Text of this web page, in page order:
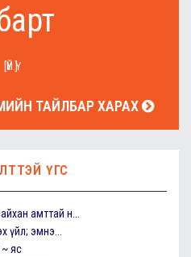
[ҮЙ.Ү]
ТАЙЛБАР ХАРАХ
ҮГС
амттай н...
үйл; эмнэ...
яс